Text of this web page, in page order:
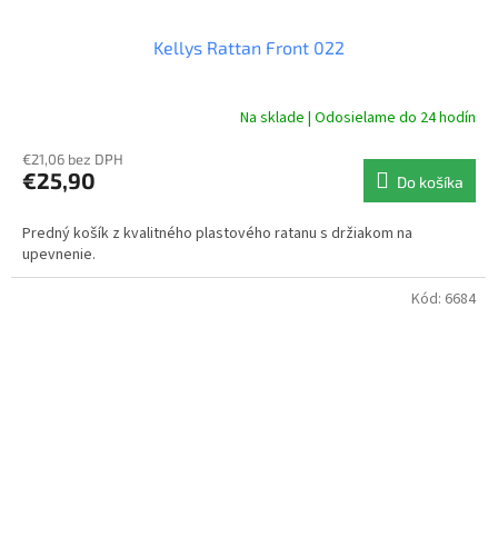
Kellys Rattan Front 022
Na sklade | Odosielame do 24 hodín
€21,06 bez DPH
€25,90 Do košíka
Predný košík z kvalitného plastového ratanu s držiakom na
upevnenie.
Kód: 6684